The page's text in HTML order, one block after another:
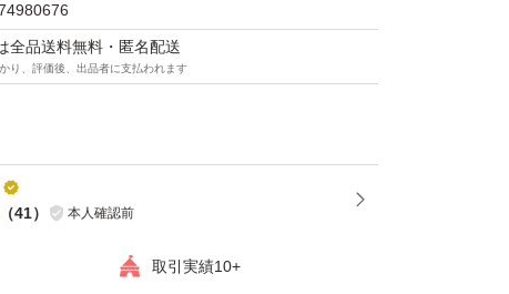
生物のため、返品交換不可となっておりま
ろしくお願い致します。
がございましたら、お気軽にコメントして下
全品送料無料・匿名配送
り、評価後、出品者に支払われます
（41） 本人確認前
取引実績10+